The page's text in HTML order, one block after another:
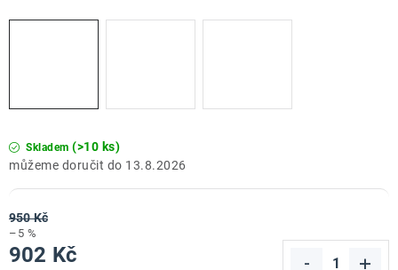
Skladem (>10 ks)
13.8.2026
950 Kč
–5 %
902 Kč